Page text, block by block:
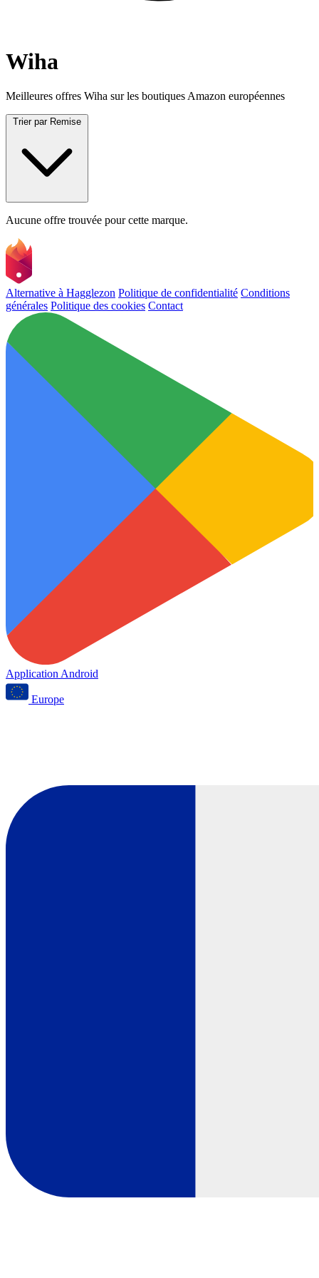
Wiha
Meilleures offres Wiha sur les boutiques Amazon européennes
Trier par Remise
Aucune offre trouvée pour cette marque.
Alternative à Hagglezon Politique de confidentialité Conditions
générales Politique des cookies Contact
Application Android
Europe